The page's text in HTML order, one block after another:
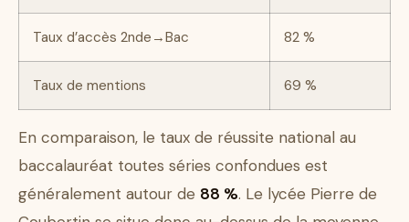
Taux d’accès 2nde→Bac 82 %
Taux de mentions 69 %
En comparaison, le taux de réussite national au
baccalauréat toutes séries confondues est
généralement autour de 88 %. Le lycée Pierre de